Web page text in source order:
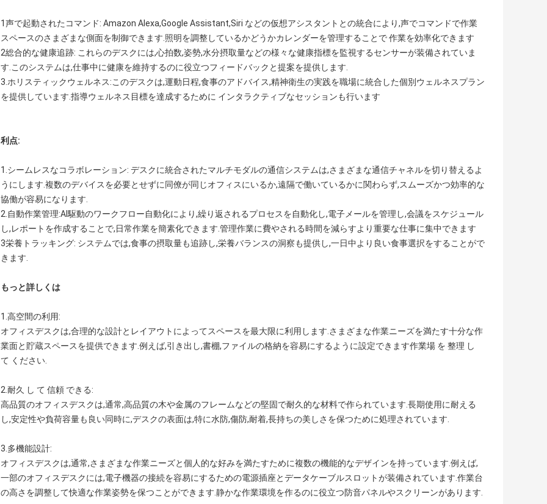
1声で起動されたコマンド: Amazon Alexa,Google Assistant,Siri などの仮想アシスタントとの統合により,声でコマンドで作業
スペースのさまざまな側面を制御できます.照明を調整しているかどうかカレンダーを管理することで 作業を効率化できます
2総合的な健康追跡: これらのデスクには,心拍数,姿勢,水分摂取量などの様々な健康指標を監視するセンサーが装備されていま
す.このシステムは,仕事中に健康を維持するのに役立つフィードバックと提案を提供します.
3.ホリスティックウェルネス:このデスクは,運動日程,食事のアドバイス,精神衛生の実践を職場に統合した個別ウェルネスプラン
を提供しています.指導ウェルネス目標を達成するために インタラクティブなセッションも行います
利点:
1.シームレスなコラボレーション: デスクに統合されたマルチモダルの通信システムは,さまざまな通信チャネルを切り替えるよ
うにします.複数のデバイスを必要とせずに同僚が同じオフィスにいるか,遠隔で働いているかに関わらず,スムーズかつ効率的な
協働が容易になります.
2.自動作業管理:AI駆動のワークフロー自動化により,繰り返されるプロセスを自動化し,電子メールを管理し,会議をスケジュール
し,レポートを作成することで,日常作業を簡素化できます.管理作業に費やされる時間を減らすより重要な仕事に集中できます
3栄養トラッキング: システムでは,食事の摂取量も追跡し,栄養バランスの洞察も提供し,一日中より良い食事選択をすることがで
きます.
もっと詳しくは
1.高空間の利用:
オフィスデスクは,合理的な設計とレイアウトによってスペースを最大限に利用します.さまざまな作業ニーズを満たす十分な作
業面と貯蔵スペースを提供できます.例えば,引き出し,書棚,ファイルの格納を容易にするように設定できます作業場 を 整理 し
て ください.
2.耐久 し て 信頼 できる:
高品質のオフィスデスクは,通常,高品質の木や金属のフレームなどの堅固で耐久的な材料で作られています.長期使用に耐える
し,安定性や負荷容量も良い同時に,デスクの表面は,特に水防,傷防,耐着,長持ちの美しさを保つために処理されています.
3.多機能設計:
オフィスデスクは,通常,さまざまな作業ニーズと個人的な好みを満たすために複数の機能的なデザインを持っています.例えば,
一部のオフィスデスクには,電子機器の接続を容易にするための電源插座とデータケーブルスロットが装備されています.作業台
の高さを調整して快適な作業姿勢を保つことができます.静かな作業環境を作るのに役立つ防音パネルやスクリーンがあります.